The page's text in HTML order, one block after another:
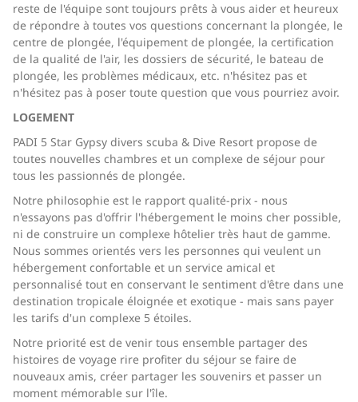
reste de l'équipe sont toujours prêts à vous aider et heureux
de répondre à toutes vos questions concernant la plongée, le
centre de plongée, l'équipement de plongée, la certification
de la qualité de l'air, les dossiers de sécurité, le bateau de
plongée, les problèmes médicaux, etc. n'hésitez pas et
n'hésitez pas à poser toute question que vous pourriez avoir.
LOGEMENT
PADI 5 Star Gypsy divers scuba & Dive Resort propose de
toutes nouvelles chambres et un complexe de séjour pour
tous les passionnés de plongée.
Notre philosophie est le rapport qualité-prix - nous
n'essayons pas d'offrir l'hébergement le moins cher possible,
ni de construire un complexe hôtelier très haut de gamme.
Nous sommes orientés vers les personnes qui veulent un
hébergement confortable et un service amical et
personnalisé tout en conservant le sentiment d'être dans une
destination tropicale éloignée et exotique - mais sans payer
les tarifs d'un complexe 5 étoiles.
Notre priorité est de venir tous ensemble partager des
histoires de voyage rire profiter du séjour se faire de
nouveaux amis, créer partager les souvenirs et passer un
moment mémorable sur l'île.